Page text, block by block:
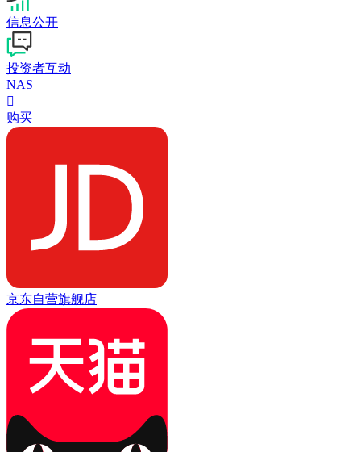
信息公开
投资者互动
NAS

购买
京东自营旗舰店